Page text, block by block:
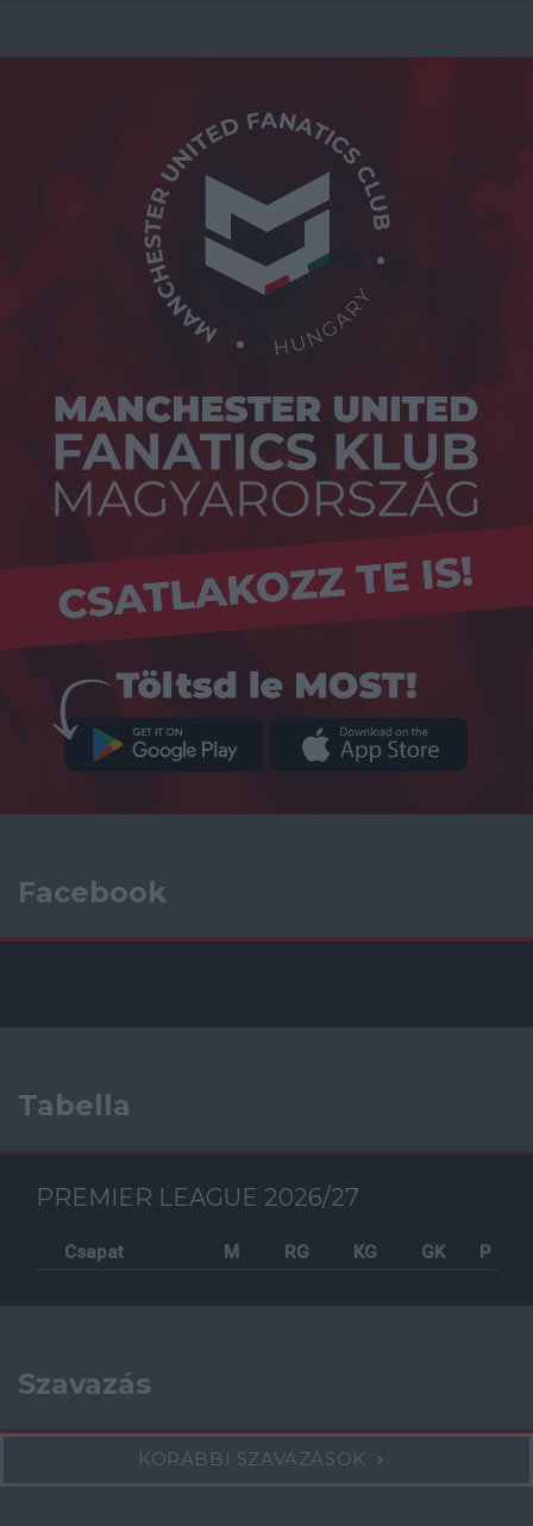
Facebook
Tabella
PREMIER LEAGUE 2026/27
Csapat M RG KG GK P
Szavazás
KORÁBBI SZAVAZÁSOK